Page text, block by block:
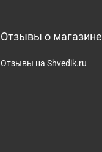
Отзывы о магазине
Отзывы на Shvedik.ru